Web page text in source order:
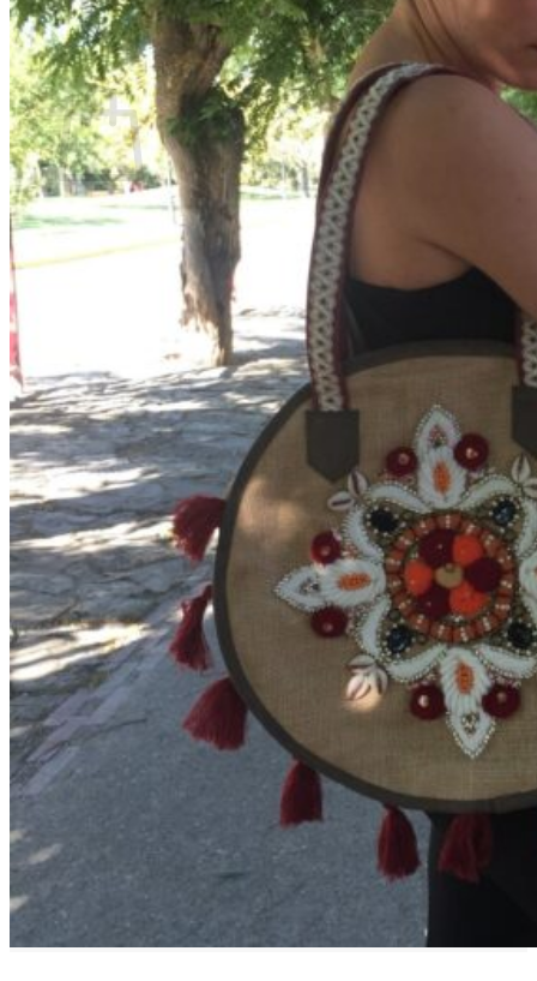
Volver a la tienda
0
Carrito
No hay productos en el carrito.
Volver a la tienda